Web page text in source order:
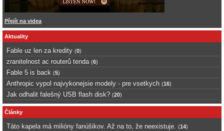
Přejít na videa
Aktuality
Fable uz len za kredity (0)
zranitelnost ac routerů tenda (6)
Fable 5 is back (5)
Anthropic vypol najvykonejsie modely - pre vsetkych (16)
Jak odhalit falešný USB flash disk? (20)
Články
Táto kapela má milióny fanúšikov. Až na to, že neexistuje. (14)